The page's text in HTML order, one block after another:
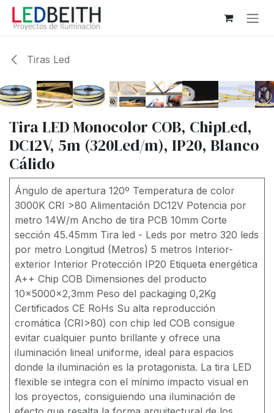
Ir al contenido
Tiras Led
Tira LED Monocolor COB, ChipLed,
DC12V, 5m (320Led/m), IP20, Blanco
Cálido
Ángulo de apertura 120º Temperatura de color
3000K CRI >80 Alimentación DC12V Potencia por
metro 14W/m Ancho de tira PCB 10mm Corte
sección 45.45mm Tira led - Leds por metro 320 leds
por metro Longitud (Metros) 5 metros Interior-
exterior Interior Protección IP20 Etiqueta energética
A++ Chip COB Dimensiones del producto
10x5000x2,3mm Peso del packaging 0,2Kg
Certificados CE RoHs Su alta reproducción
cromática (CRI>80) con chip led COB consigue
evitar cualquier punto brillante y ofrece una
iluminación lineal uniforme, ideal para espacios
donde la iluminación es la protagonista. La tira LED
flexible se integra con el mínimo impacto visual en
los proyectos, consiguiendo una iluminación de